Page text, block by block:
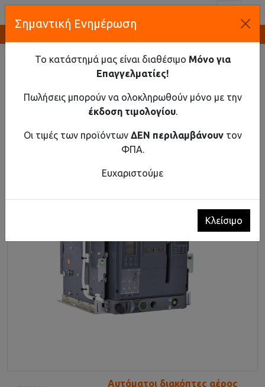
ΑΡΧΙΚΉ
ΒΙΟΜΗΧΑΝΙΚΌ ΥΛΙΚΌ
ΑΥΤΌΜΑΤΟΙ ΔΙΑΚΌΠΤΕΣ ΑΈΡΟΣ ΈΩΣ 690V AC
ΑΥΤΌΜΑΤΟΣ ΔΙΑΚΌΠΤΗΣ ΑΈΡΟΣ EX9A16N 4P D/O 1000A
Αυτόματος διακόπτης αέρος Ex9A16N 4P D/O
Αυτόματοι διακόπτες αέρος
Σημαντική Ενημέρωση
Το κατάστημά μας είναι διαθέσιμο Μόνο για
Επαγγελματίες!
Πωλήσεις μπορούν να ολοκληρωθούν μόνο με την
έκδοση τιμολογίου.
Οι τιμές των προϊόντων ΔΕΝ περιλαμβάνουντον
ΦΠΑ.
Ευχαριστούμε
Κλείσιμο